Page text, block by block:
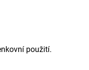
použití.